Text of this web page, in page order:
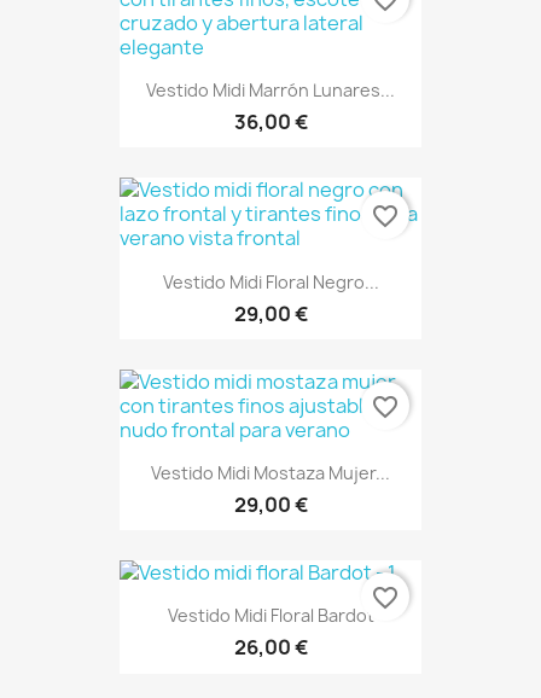
Vestido Midi Marrón Lunares...
36,00 €
Vestido Midi Floral Negro...
29,00 €
favorite_border
Vestido Midi Mostaza Mujer...
29,00 €
favorite_border
Vestido Midi Floral Bardot
26,00 €
favorite_border